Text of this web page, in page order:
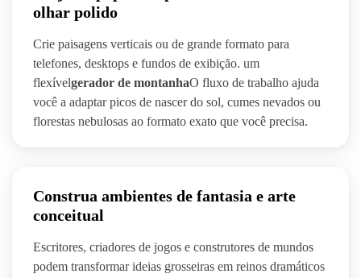
olhar polido
Crie paisagens verticais ou de grande formato para
telefones, desktops e fundos de exibição. um
flexívelgerador de montanhaO fluxo de trabalho ajuda
você a adaptar picos de nascer do sol, cumes nevados ou
florestas nebulosas ao formato exato que você precisa.
Construa ambientes de fantasia e arte
conceitual
Escritores, criadores de jogos e construtores de mundos
podem transformar ideias grosseiras em reinos dramáticos